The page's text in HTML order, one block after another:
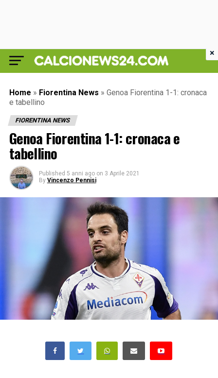
Home » Fiorentina News » Genoa Fiorentina 1-1: cronaca
e tabellino
FIORENTINA NEWS
Genoa Fiorentina 1-1: cronaca e
tabellino
Published 5 anni ago on 3 Aprile 2021
By Vincenzo Pennisi
×